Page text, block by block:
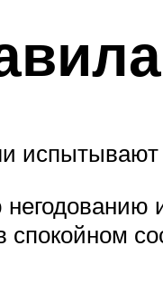
спокойном